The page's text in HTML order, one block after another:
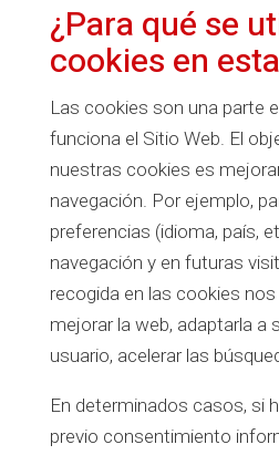
¿Para qué se
cookies en
Las cookies son una parte
funciona el Sitio Web. El
nuestras cookies es
navegación. Por ejemplo,
preferencias (idioma, país,
navegación y en futuras
recogida en las cookies
mejorar la web, adaptarla a
usuario, acelerar las
En determinados casos, si
previo consentimiento